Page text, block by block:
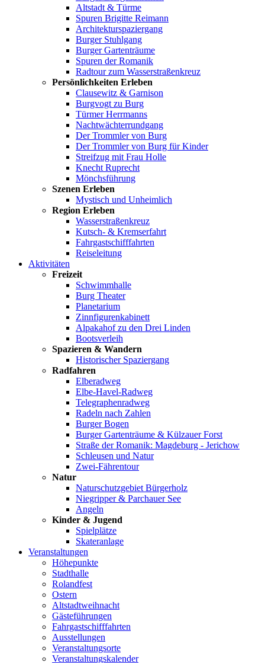
Altstadt & Türme
Spuren Brigitte Reimann
Architekturspaziergang
Burger Stuhlgang
Burger Gartenträume
Spuren der Romanik
Radtour zum Wasserstraßenkreuz
Persönlichkeiten Erleben
Clausewitz & Garnison
Burgvogt zu Burg
Türmer Herrmanns
Nachtwächterrundgang
Der Trommler von Burg
Der Trommler von Burg für Kinder
Streifzug mit Frau Holle
Knecht Ruprecht
Mönchsführung
Szenen Erleben
Mystisch und Unheimlich
Region Erleben
Wasserstraßenkreuz
Kutsch- & Kremserfahrt
Fahrgastschifffahrten
Reiseleitung
Aktivitäten
Freizeit
Schwimmhalle
Burg Theater
Planetarium
Zinnfigurenkabinett
Alpakahof zu den Drei Linden
Bootsverleih
Spazieren & Wandern
Historischer Spaziergang
Radfahren
Elberadweg
Elbe-Havel-Radweg
Telegraphenradweg
Radeln nach Zahlen
Burger Bogen
Burger Gartenträume & Külzauer Forst
Straße der Romanik: Magdeburg - Jerichow
Schleusen und Natur
Zwei-Fährentour
Natur
Naturschutzgebiet Bürgerholz
Niegripper & Parchauer See
Angeln
Kinder & Jugend
Spielplätze
Skateranlage
Veranstaltungen
Höhepunkte
Stadthalle
Rolandfest
Ostern
Altstadtweihnacht
Gästeführungen
Fahrgastschifffahrten
Ausstellungen
Veranstaltungsorte
Veranstaltungskalender